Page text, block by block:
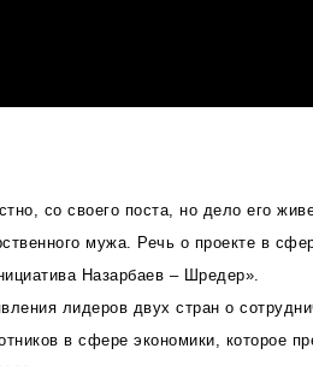
со своего поста, но дело его
мужа. Речь о проекте в
Назарбаев – Шредер».
лидеров двух стран о
в сфере экономики, которое